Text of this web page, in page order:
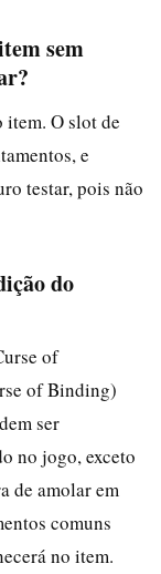
sem
item. O slot de
e
testar, pois não
do
of
of Binding)
ser
no jogo, exceto
de amolar em
comuns
no item.